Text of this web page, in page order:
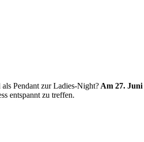
Pendant zur Ladies-Night? Am 27. Juni
entspannt zu treffen.